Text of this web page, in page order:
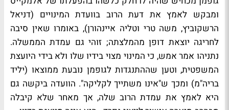
ומבקש לאמץ את דעת הרוב בוועדת המינויים (דניאל
הרשקוביץ, משה טרי וטליה איינהורן), באומרו שאין סיבה
לחריגה יוצאת דופן מהמלצתה; זוהי גם עמדת הממשלה.
נתניהו אמר אמש, כי המינוי מצוי בידיו שלו ולא בידי היועצת
המשפטית, וטען שההתנגדות לגופמן נובעת ממוצאו (יליד
בריה"מ) ומכך ש"אינו משתייך לקליקה". הוועדה ביקשה גם
היא לאמץ את עמדת הרוב שלה, אך מאחר שלא קיבלה